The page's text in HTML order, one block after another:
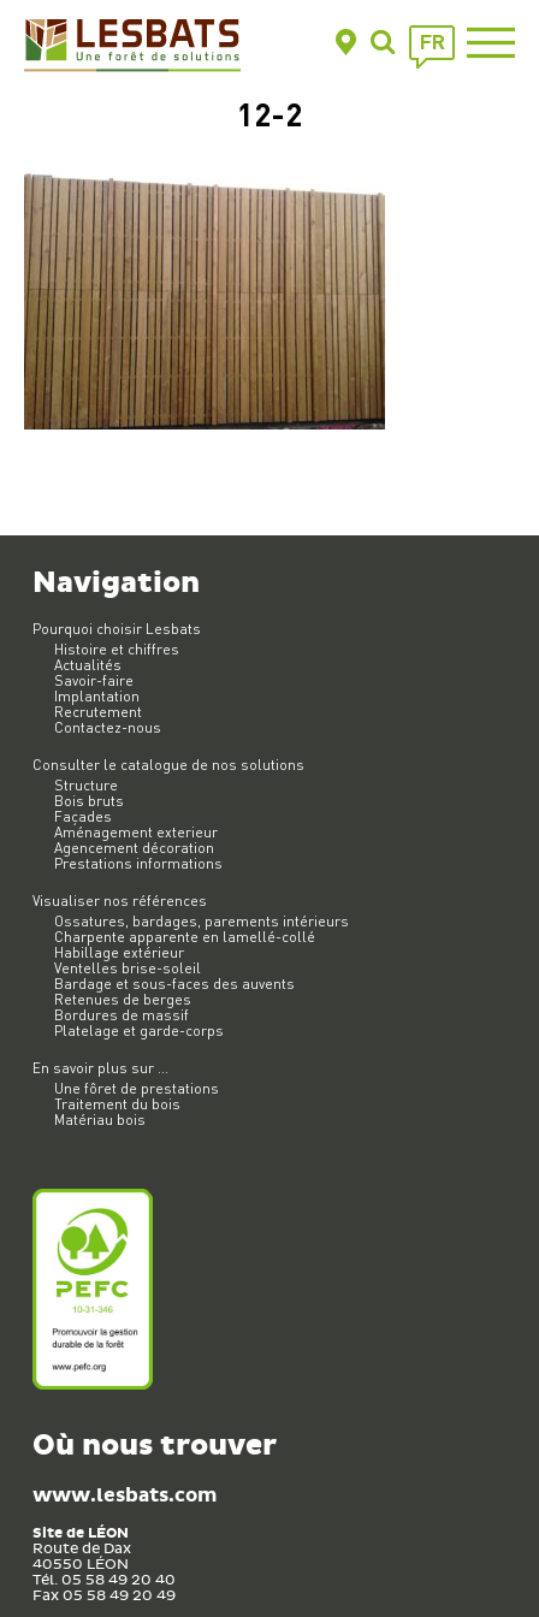
FR
12-2
Navigation
Pourquoi choisir Lesbats
Histoire et chiffres
Actualités
Savoir-faire
Implantation
Recrutement
Contactez-nous
Consulter le catalogue de nos solutions
Structure
Bois bruts
Façades
Aménagement exterieur
Agencement décoration
Prestations informations
Visualiser nos références
Ossatures, bardages, parements intérieurs
Charpente apparente en lamellé-collé
Habillage extérieur
Ventelles brise-soleil
Bardage et sous-faces des auvents
Retenues de berges
Bordures de massif
Platelage et garde-corps
En savoir plus sur ...
Une fôret de prestations
Traitement du bois
Matériau bois
Où nous trouver
www.lesbats.com
Site de LÉON
Route de Dax
40550 LÉON
Tél. 05 58 49 20 40
Fax 05 58 49 20 49